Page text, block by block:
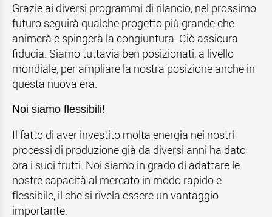
Grazie ai diversi programmi di rilancio, nel prossimo
futuro seguirà qualche progetto più grande che
animerà e spingerà la congiuntura. Ciò assicura
fiducia. Siamo tuttavia ben posizionati, a livello
mondiale, per ampliare la nostra posizione anche in
questa nuova era.
Noi siamo flessibili!
Il fatto di aver investito molta energia nei nostri
processi di produzione già da diversi anni ha dato
ora i suoi frutti. Noi siamo in grado di adattare le
nostre capacità al mercato in modo rapido e
flessibile, il che si rivela essere un vantaggio
importante.